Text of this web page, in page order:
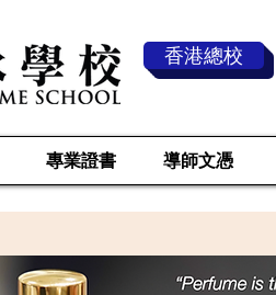
香港總校
專業證書 導師文憑